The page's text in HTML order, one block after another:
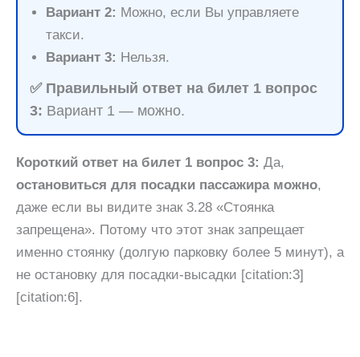
Вариант 2: Можно, если Вы управляете
такси.
Вариант 3: Нельзя.
✅ Правильный ответ на билет 1 вопрос
3: Вариант 1 — можно.
Короткий ответ на билет 1 вопрос 3: Да,
остановиться для посадки пассажира можно,
даже если вы видите знак 3.28 «Стоянка
запрещена». Потому что этот знак запрещает
именно стоянку (долгую парковку более 5 минут), а
не остановку для посадки-высадки [citation:3]
[citation:6].